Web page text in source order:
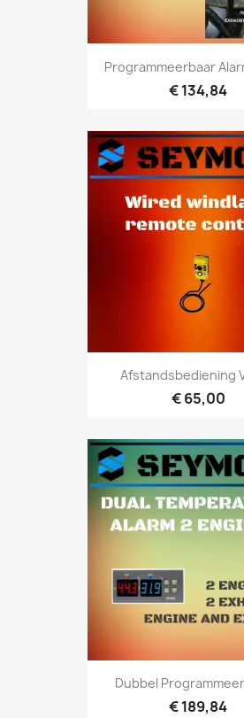
Programmeerbaar
€ 134,84
Afstandsbediening
€ 65,00
Dubbel
€ 189,84